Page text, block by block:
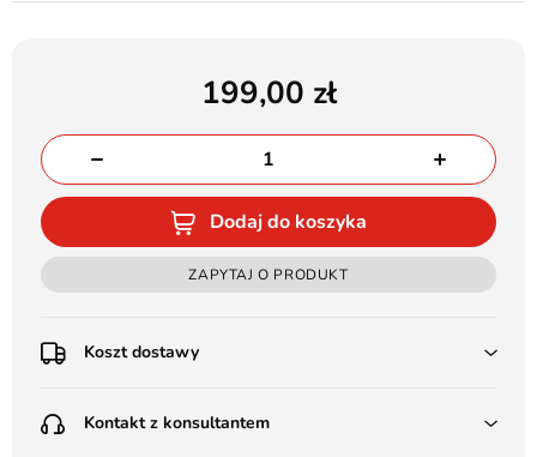
199,00
Dodaj do koszyka
ZAPYTAJ O PRODUKT
Koszt dostawy
Poczta Polska Kurier 48H - 11 zł
Kontakt z konsultantem